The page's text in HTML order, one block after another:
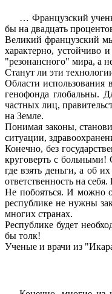
… Французский
бы на двадцать
Великий французский
характерно, устойчиво
"резонансного" мира, а
Станут ли эти
Области использования
генофонда глобальны.
частных лиц,
на Земле.
Понимая законы,
ситуации,
Конечно, без
круговерть с больными!
где взять деньги, а об
ответственность на
Не побояться. И можно
республике не нужны
многих странах.
Республике будет
бы толк!
Ученые и врачи из